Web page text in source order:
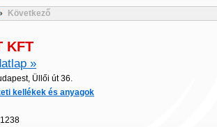
Következő
KFT
»
Üllői út 36.
kellékek és anyagok